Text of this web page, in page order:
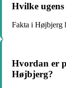
Hvilke
Fakta i Højbjerg
Hvordan er
Højbjerg?